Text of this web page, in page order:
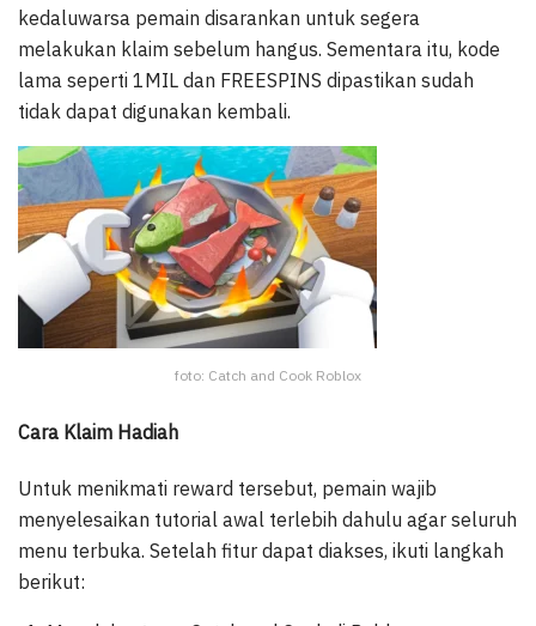
kedaluwarsa pemain disarankan untuk segera
melakukan klaim sebelum hangus. Sementara itu, kode
lama seperti 1MIL dan FREESPINS dipastikan sudah
tidak dapat digunakan kembali.
foto: Catch and Cook Roblox
Cara Klaim Hadiah
Untuk menikmati reward tersebut, pemain wajib
menyelesaikan tutorial awal terlebih dahulu agar seluruh
menu terbuka. Setelah fitur dapat diakses, ikuti langkah
berikut: